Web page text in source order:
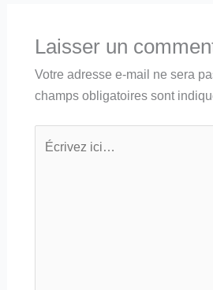
Laisser un
Votre adresse e-mail ne sera
champs obligatoires sont
ici…